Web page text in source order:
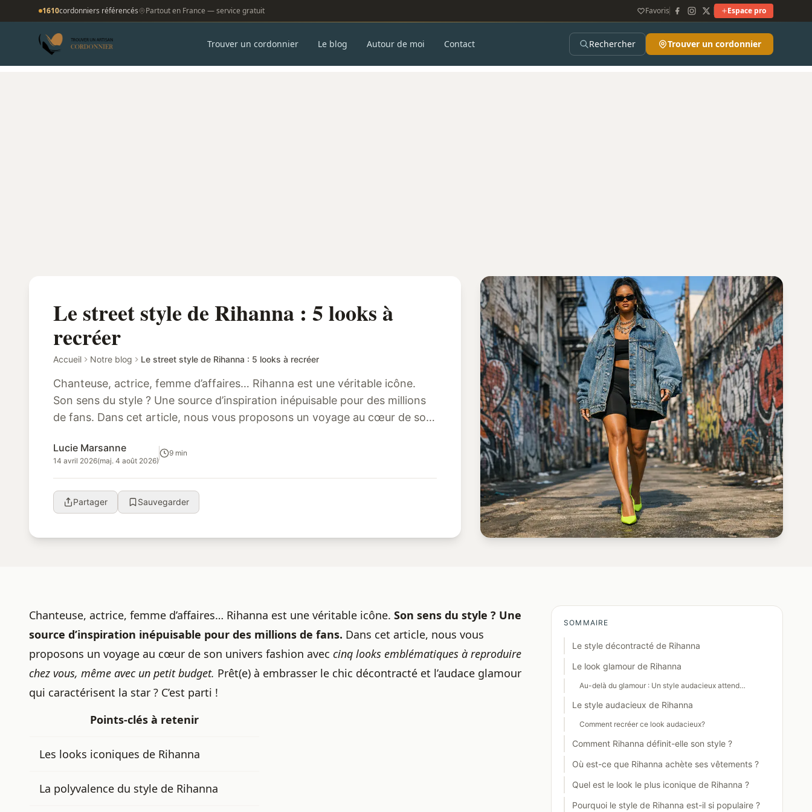
1610cordonniers référencés Partout en France — service gratuit Favoris Espace pro
Trouver un cordonnier Le blog Autour de moi Contact Rechercher Trouver un cordonnier
Le street style de Rihanna : 5 looks à
recréer
Accueil Notre blog Le street style de Rihanna : 5 looks à recréer
Chanteuse, actrice, femme d’affaires… Rihanna est une véritable icône.
Son sens du style ? Une source d’inspiration inépuisable pour des millions
de fans. Dans cet article, nous vous proposons un voyage au cœur de son
Lucie Marsanne
14 avril 2026(maj. 4 août 2026)
9 min
Partager Sauvegarder
Chanteuse, actrice, femme d’affaires… Rihanna est une véritable icône. Son sens du style ? Une
source d’inspiration inépuisable pour des millions de fans. Dans cet article, nous vous
proposons un voyage au cœur de son univers fashion avec cinq looks emblématiques à reproduire
chez vous, même avec un petit budget. Prêt(e) à embrasser le chic décontracté et l’audace glamour
qui caractérisent la star ? C’est parti !
Points-clés à retenir
Les looks iconiques de Rihanna
La polyvalence du style de Rihanna
SOMMAIRE
Le style décontracté de Rihanna
Le look glamour de Rihanna
Au-delà du glamour : Un style audacieux attend…
Le style audacieux de Rihanna
Comment recréer ce look audacieux?
Comment Rihanna définit-elle son style ?
Où est-ce que Rihanna achète ses vêtements ?
Quel est le look le plus iconique de Rihanna ?
Pourquoi le style de Rihanna est-il si populaire ?